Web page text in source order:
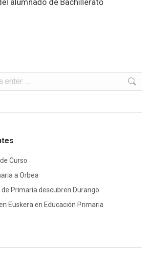
Curso
a Orbea
de Primaria descubren Durango
Euskera en Educación Primaria